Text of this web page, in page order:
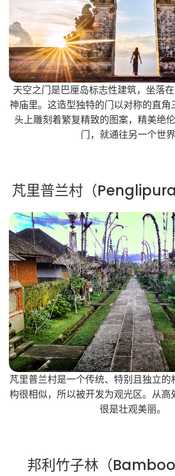
天空之门是巴厘岛标志性建筑，坐落
神庙里。这造型独特的门以对称的直角
头上雕刻着繁复精致的图案，精美绝
门，就通往另一个世界
芃里普兰村（
芃里普兰村是一个传统、特别且独立的
构很相似，所以被开发为观光区。从高
很是壮观美丽。
邦利竹子林（Bamboo